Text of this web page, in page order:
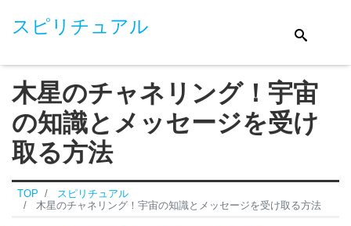
スピリチュアル
木星のチャネリング！宇宙
の知識とメッセージを受け
取る方法
TOP
スピリチュアル
木星のチャネリング！宇宙の知識とメッセージを受け取る方法